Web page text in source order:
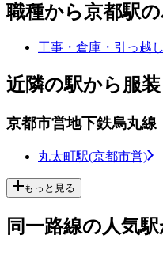
職種から京都駅
工事・倉庫・引っ越
近隣の駅から服
京都市営地下鉄烏丸線
丸太町駅(京都市営)
もっと見る
同一路線の人気